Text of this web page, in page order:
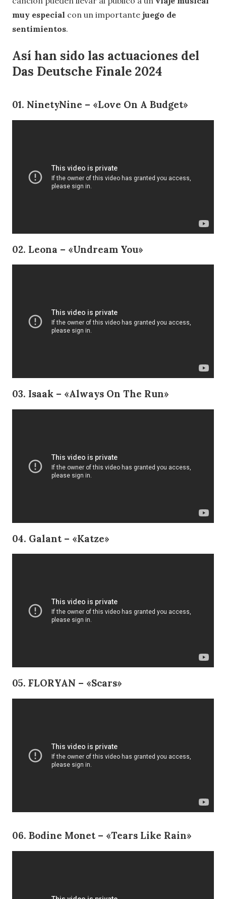
muy especial con un importante juego de
sentimientos.
Así han sido las actuaciones del
Das Deutsche Finale 2024
01. NinetyNine – «Love On A Budget»
02. Leona – «Undream You»
03. Isaak – «Always On The Run»
04. Galant – «Katze»
05. FLORYAN – «Scars»
06. Bodine Monet – «Tears Like Rain»